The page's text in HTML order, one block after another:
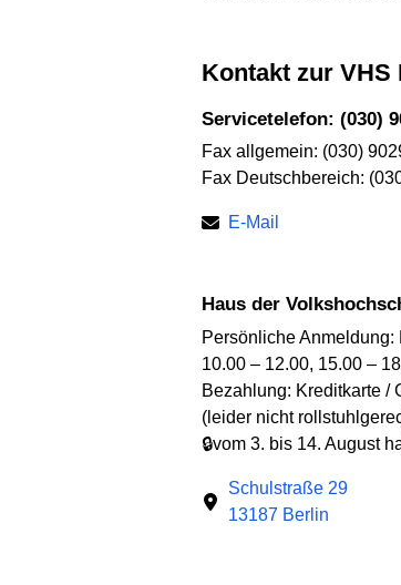
Kontakt zur
Servicetelefon: (030)
Fax allgemein: (030)
Fax Deutschbereich:
E-Mail
Haus der
Persönliche Anmeldung:
10.00 – 12.00, 15.00 –
Bezahlung: Kreditkarte /
(leider nicht
🔒vom 3. bis 14. August
Schulstraße 29
13187 Berlin